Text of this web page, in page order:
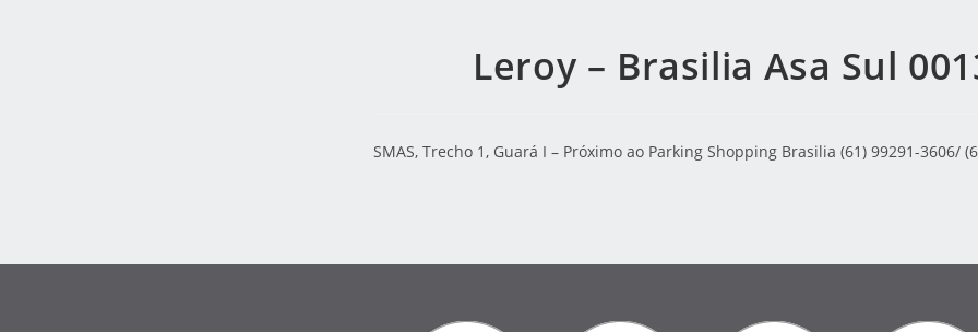
Leroy – Brasilia Asa Sul
SMAS, Trecho 1, Guará I – Próximo ao Parking Shopping Brasilia (61) 99291-3606/